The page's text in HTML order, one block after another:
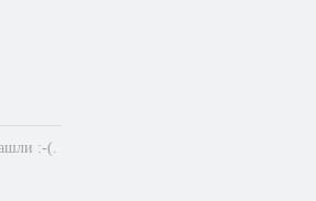
:-(.